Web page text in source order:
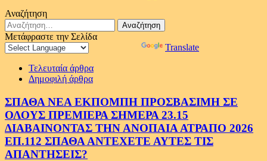
Αναζήτηση
Αναζήτηση
για:
Μετάφραστε την Σελίδα
Translate
Τελευταία άρθρα
Δημοφιλή άρθρα
ΣΠΑΘΑ ΝΕΑ ΕΚΠΟΜΠΗ ΠΡΟΣΒΑΣΙΜΗ ΣΕ
ΟΛΟΥΣ ΠΡΕΜΙΕΡΑ ΣΗΜΕΡΑ 23.15
ΔΙΑΒΑΙΝΟΝΤΑΣ ΤΗΝ ΑΝΟΠΑΙΑ ΑΤΡΑΠΟ 2026
ΕΠ.112 ΣΠΑΘΑ ΑΝΤΕΧΕΤΕ ΑΥΤΕΣ ΤΙΣ
ΑΠΑΝΤΗΣΕΙΣ?